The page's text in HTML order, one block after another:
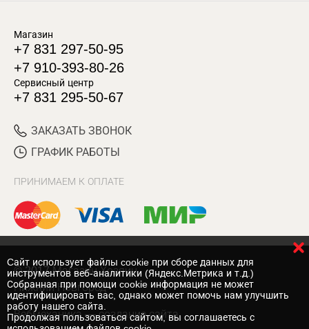
Магазин
+7 831 297-50-95
+7 910-393-80-26
Сервисный центр
+7 831 295-50-67
ЗАКАЗАТЬ ЗВОНОК
ГРАФИК РАБОТЫ
ПРИНИМАЕМ К ОПЛАТЕ
© 2017 Магазин Хозяин
Нижний Новгород
Вебмеханика — создание сайта
Cайт использует файлы cookie при сборе данных для
инструментов веб-аналитики (Яндекс.Метрика и т.д.)
Собранная при помощи cookie информация не может
идентифицировать вас, однако может помочь нам улучшить
работу нашего сайта.
Продолжая пользоваться сайтом, вы соглашаетесь с